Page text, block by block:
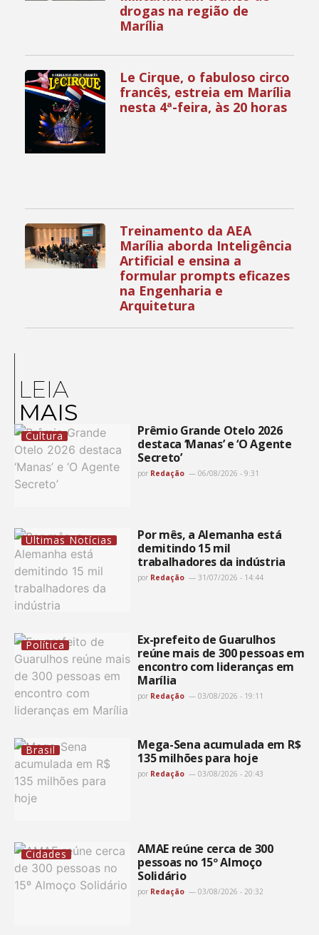
drogas na região de
Marília
Le Cirque, o fabuloso circo
francês, estreia em Marília
nesta 4ª-feira, às 20 horas
Treinamento da AEA
Marília aborda Inteligência
Artificial e ensina a
formular prompts eficazes
na Engenharia e
Arquitetura
LEIA
MAIS
Cultura
Prêmio Grande Otelo 2026
destaca ‘Manas’ e ‘O Agente
Secreto’
por Redação 06/08/2026 - 9:31
Últimas Notícias
Por mês, a Alemanha está
demitindo 15 mil
trabalhadores da indústria
por Redação 31/07/2026 - 14:44
Política
Ex-prefeito de Guarulhos
reúne mais de 300 pessoas em
encontro com lideranças em
Marília
por Redação 03/08/2026 - 19:11
Brasil
Mega-Sena acumulada em R$
135 milhões para hoje
por Redação 03/08/2026 - 20:43
Cidades
AMAE reúne cerca de 300
pessoas no 15º Almoço
Solidário
por Redação 03/08/2026 - 20:32